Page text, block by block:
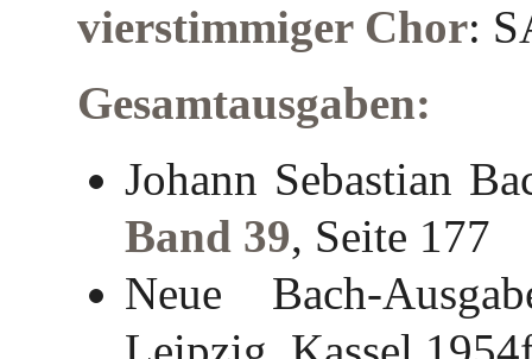
vierstimmiger Chor:
Gesamtausgaben:
Johann Sebastian
Band 39, Seite 177
Neue Bach-